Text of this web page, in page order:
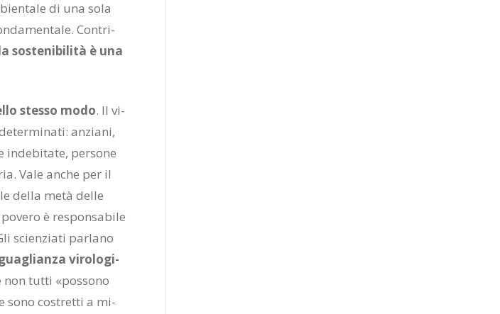
di una sola
Con­tri­
so­ste­ni­bi­li­tà è una
stes­so modo. Il vi­
an­zia­ni,
in­de­bi­ta­te, per­so­ne
Vale an­che per il
del­la metà del­le
è re­spon­sa­bi­le
scien­zia­ti par­la­no
vi­ro­lo­gi­
non tut­ti «pos­so­no
sono co­stret­ti a mi­